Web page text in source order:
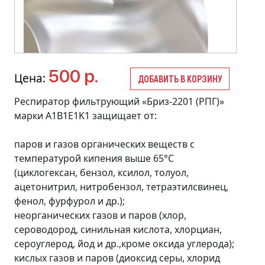
Цена: 500 р. ДОБАВИТЬ В КОРЗИНУ
Респиратор фильтрующий «Бриз-2201 (РПГ)»
марки A1B1E1K1 защищает от:
паров и газов органических веществ с
температурой кипения выше 65°С
(циклогексан, бензол, ксилол, толуол,
ацетонитрил, нитробензол, тетраэтилсвинец,
фенол, фурфурол и др.);
неорганических газов и паров (хлор,
сероводород, синильная кислота, хлорциан,
сероуглерод, йод и др.,кроме оксида углерода);
кислых газов и паров (диоксид серы, хлорид